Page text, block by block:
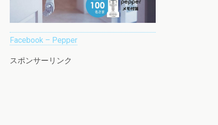
Facebook – Pepper
スポンサーリンク